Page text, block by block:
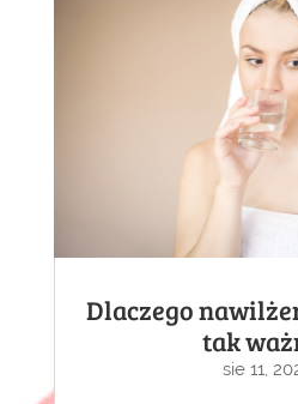
Dlaczego
tak
sie 11,